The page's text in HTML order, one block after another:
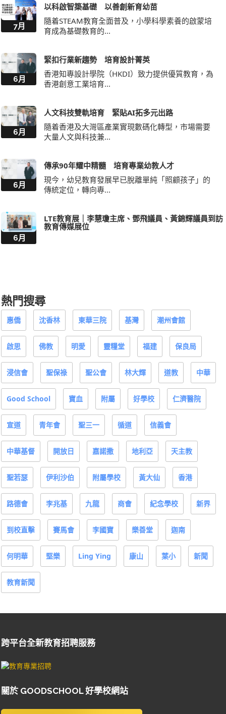
7月
以科啟智築基礎 以善創新育幼苗
隨着STEAM教育全面普及，小學科學素養的啟蒙培
育成為基礎教育的...
6月
緊扣行業新趨勢 培育設計菁英
香港知專設計學院（HKDI）致力提供優質教育，為
香港創意工業培育...
6月
人文科技雙軌培育 緊貼AI拓多元出路
隨着香港及大灣區產業實現數碼化轉型，市場需要
大量人文與科技兼...
6月
傳承90年耀中精髓 培育專業幼教人才
現今，幼兒教育發展早已脫離單純「照顧孩子」的
傳統定位，轉向專...
6月
LTE教育展｜李慧瓊主席、鄧飛議員、黃錦輝議員到訪
教育傳媒展位
熱門搜尋
惠僑 沈香林 東華三院 基灣 潮州會館
啟思 佛教 明愛 靈糧堂 福建 保良局
浸信會 聖保祿 聖公會 林大輝 道教 中華
Good School 寶血 附屬 好學校 仁濟醫院
宣道 青年會 聖三一 循道 信義會
中華基督 開放日 嘉諾撒 地利亞 天主教
聖若瑟 伊利沙伯 附屬學校 黃大仙 香港
路德會 李兆基 九龍 商會 紀念學校 新界
到校直擊 賽馬會 李國寶 樂善堂 迦南
何明華 堅樂 Ling Ying 康山 葉小 新聞
教育新聞
跨平台全新教育招聘服務
關於 GOODSCHOOL 好學校網站